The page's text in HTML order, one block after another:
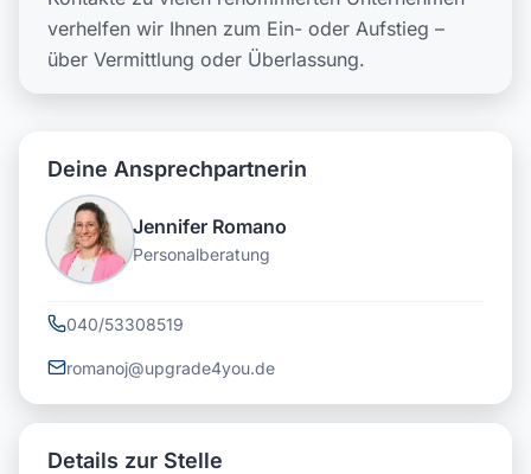
verhelfen wir Ihnen zum Ein- oder Aufstieg –
über Vermittlung oder Überlassung.
Deine Ansprechpartnerin
Jennifer Romano
Personalberatung
040/53308519
romanoj@upgrade4you.de
Details zur Stelle